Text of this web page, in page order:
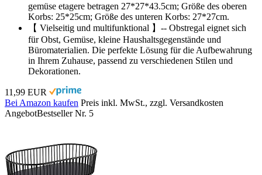
gemüse etagere betragen 27*27*43.5cm; Größe des oberen
Korbs: 25*25cm; Größe des unteren Korbs: 27*27cm.
【 Vielseitig und multifunktional 】-- Obstregal eignet sich
für Obst, Gemüse, kleine Haushaltsgegenstände und
Büromaterialien. Die perfekte Lösung für die Aufbewahrung
in Ihrem Zuhause, passend zu verschiedenen Stilen und
Dekorationen.
11,99 EUR
Bei Amazon kaufen Preis inkl. MwSt., zzgl. Versandkosten
AngebotBestseller Nr. 5